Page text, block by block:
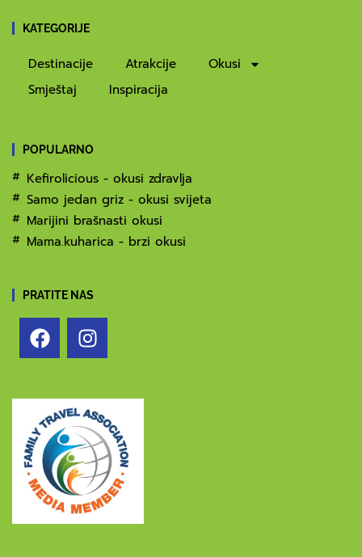
KATEGORIJE
Destinacije Atrakcije
Okusi
Smještaj
Inspiracija
POPULARNO
Kefirolicious - okusi zdravlja
Samo jedan griz - okusi svijeta
Marijini brašnasti okusi
Mama.kuharica - brzi okusi
PRATITE NAS